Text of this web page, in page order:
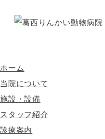
ホーム
当院について
施設・設備
スタッフ紹介
診療案内